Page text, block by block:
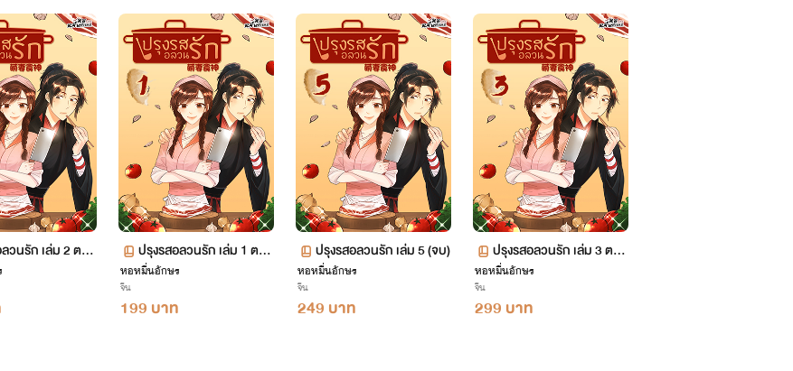
วนรัก เล่ม 2 ตอน
ปรุงรสอลวนรัก เล่ม 1 ตอน
ที่ 1-98
หอหมื่นอักษร
จีน
199 บาท
ปรุงรสอลวนรัก เล่ม 5 (จบ)
หอหมื่นอักษร
จีน
249 บาท
ปรุงรสอลวนรัก เล่ม 3 ตอน
ที่ 205-296
หอหมื่นอักษร
จีน
299 บาท